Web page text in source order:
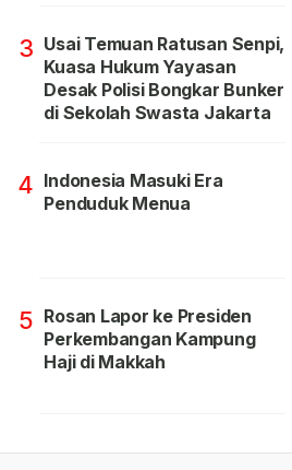
3 Usai Temuan Ratusan Senpi,
Kuasa Hukum Yayasan
Desak Polisi Bongkar Bunker
di Sekolah Swasta Jakarta
4 Indonesia Masuki Era
Penduduk Menua
5 Rosan Lapor ke Presiden
Perkembangan Kampung
Haji di Makkah